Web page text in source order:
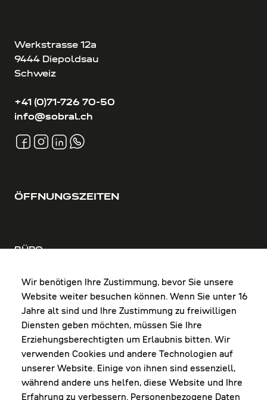
Wir benötigen Ihre Zustimmung, bevor Sie unsere
Website weiter besuchen können. Wenn Sie unter 16
Jahre alt sind und Ihre Zustimmung zu freiwilligen
Diensten geben möchten, müssen Sie Ihre
Erziehungsberechtigten um Erlaubnis bitten. Wir
verwenden Cookies und andere Technologien auf
unserer Website. Einige von ihnen sind essenziell,
während andere uns helfen, diese Website und Ihre
Erfahrung zu verbessern. Personenbezogene Daten
Werkstrasse 12a
9444 Diepoldsau
Schweiz
+41 (0)71-726 70-50
info@sobral.ch
ÖFFNUNGSZEITEN
BÜRO
FR: 8:00-12:00 & 13:00-16:00 Uhr
Shop Diepoldsau
MO-Do: 8:00-12:00 & 13:00-17:30 Uhr
Fr: 8:00-16:00 Uhr
1. Samstag im Monat: 9:00-16:00 Uhr